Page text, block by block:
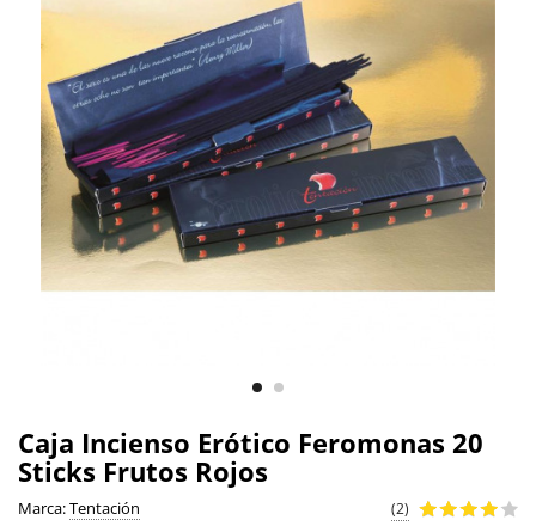
Caja Incienso Erótico Feromonas 20
Sticks Frutos Rojos
Marca:Tentación (2)